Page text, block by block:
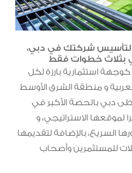
لتأسيس شركتك في دبي،
بثلاث خطوات فقط
استثمارية بارزة لكل
و منطقة الشرق الأوسط
دبي بالحصة الأكبر في
لموقعها الاستراتيجي، و
السريع، بالإضافة لتقديمها
للمستثمرين وأصحاب